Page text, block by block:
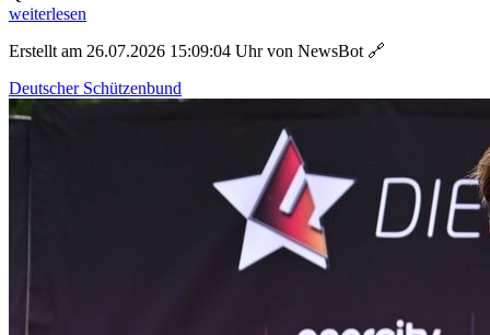
weiterlesen
Erstellt am 26.07.2026 15:09:04 Uhr von NewsBot 🔗
Deutscher Schützenbund